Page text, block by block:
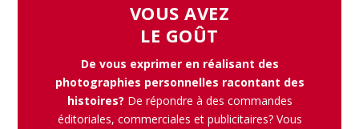
VOUS AVEZ
LE GOÛT
De vous exprimer en réalisant des
photographies personnelles racontant des
histoires? De répondre à des commandes
éditoriales, commerciales et publicitaires? Vous